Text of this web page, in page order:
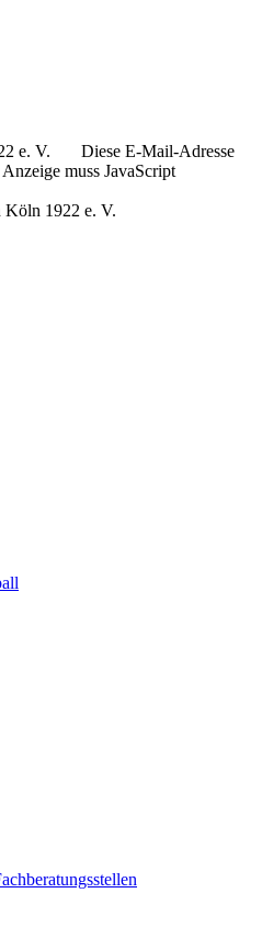
e. V.
Diese E-Mail-Adresse
muss JavaScript
1922 e. V.